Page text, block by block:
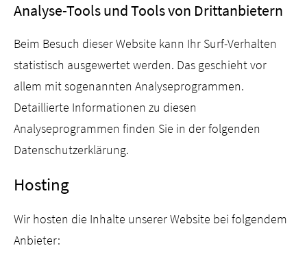
Analyse-Tools und Tools von Drittanbietern
Beim Besuch dieser Website kann Ihr Surf-Verhalten
statistisch ausgewertet werden. Das geschieht vor
allem mit sogenannten Analyseprogrammen.
Detaillierte Informationen zu diesen
Analyseprogrammen finden Sie in der folgenden
Datenschutzerklärung.
Hosting
Wir hosten die Inhalte unserer Website bei folgendem
Anbieter: